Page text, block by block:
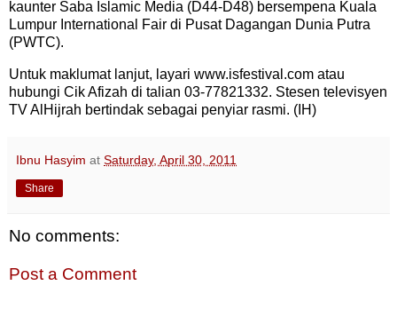
kaunter Saba Islamic Media (D44-D48) bersempena Kuala
Lumpur International Fair di Pusat Dagangan Dunia Putra
(PWTC).
Untuk maklumat lanjut, layari www.isfestival.com atau
hubungi Cik Afizah di talian 03-77821332. Stesen televisyen
TV AlHijrah bertindak sebagai penyiar rasmi. (IH)
Ibnu Hasyim at Saturday, April 30, 2011
Share
No comments:
Post a Comment